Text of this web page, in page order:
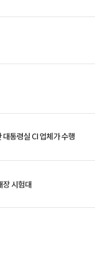
통령실 CI 업체가 수행
장 시험대